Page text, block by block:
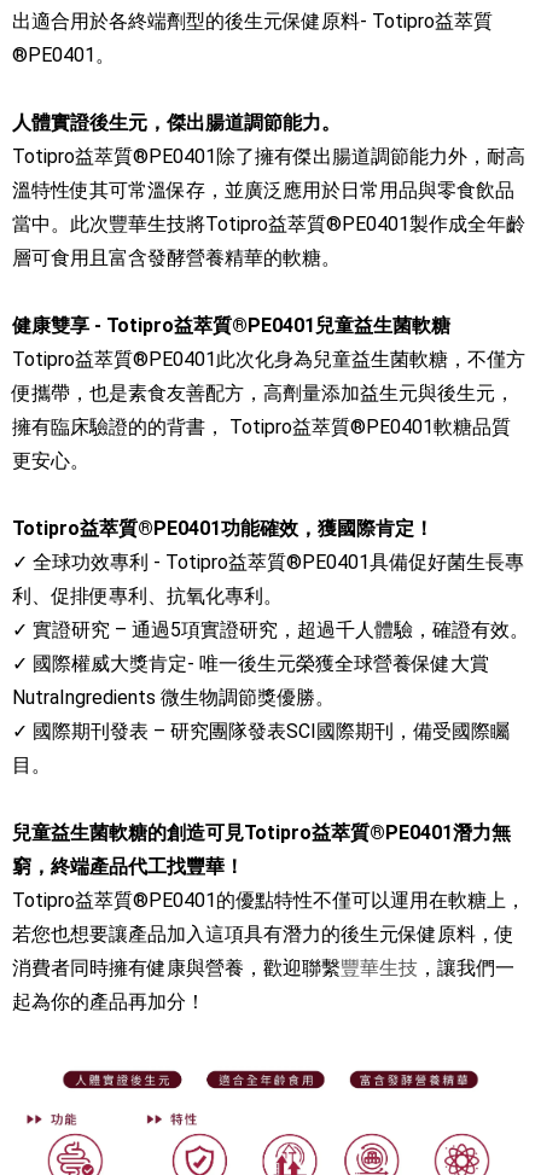
出適合用於各終端劑型的後生元保健原料- Totipro益萃質
®PE0401。
人體實證後生元，傑出腸道調節能力。
Totipro益萃質®PE0401除了擁有傑出腸道調節能力外，耐高
溫特性使其可常溫保存，並廣泛應用於日常用品與零食飲品
當中。此次豐華生技將Totipro益萃質®PE0401製作成全年齡
層可食用且富含發酵營養精華的軟糖。
健康雙享 - Totipro益萃質®PE0401兒童益生菌軟糖
Totipro益萃質®PE0401此次化身為兒童益生菌軟糖，不僅方
便攜帶，也是素食友善配方，高劑量添加益生元與後生元，
擁有臨床驗證的的背書， Totipro益萃質®PE0401軟糖品質
更安心。
Totipro益萃質®PE0401功能確效，獲國際肯定！
✓ 全球功效專利 - Totipro益萃質®PE0401具備促好菌生長專
利、促排便專利、抗氧化專利。
✓ 實證研究 – 通過5項實證研究，超過千人體驗，確證有效。
✓ 國際權威大獎肯定- 唯一後生元榮獲全球營養保健大賞
NutraIngredients 微生物調節獎優勝。
✓ 國際期刊發表 – 研究團隊發表SCI國際期刊，備受國際矚
目。
兒童益生菌軟糖的創造可見Totipro益萃質®PE0401潛力無
窮，終端產品代工找豐華！
Totipro益萃質®PE0401的優點特性不僅可以運用在軟糖上，
若您也想要讓產品加入這項具有潛力的後生元保健原料，使
消費者同時擁有健康與營養，歡迎聯繫豐華生技 ，讓我們一
起為你的產品再加分！